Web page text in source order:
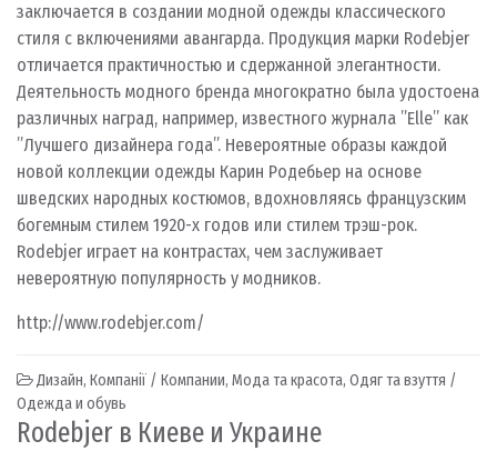
заключается в создании модной одежды классического
стиля с включениями авангарда. Продукция марки Rodebjer
отличается практичностью и сдержанной элегантности.
Деятельность модного бренда многократно была удостоена
различных наград, например, известного журнала ”Elle” как
”Лучшего дизайнера года”. Невероятные образы каждой
новой коллекции одежды Карин Родебьер на основе
шведских народных костюмов, вдохновляясь французским
богемным стилем 1920-х годов или стилем трэш-рок.
Rodebjer играет на контрастах, чем заслуживает
невероятную популярность у модников.
http://www.rodebjer.com/
Дизайн, Компанії / Компании, Мода та красота, Одяг та взуття /
Одежда и обувь
Rodebjer в Киеве и Украине